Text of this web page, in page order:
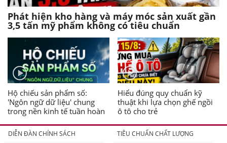
Phát hiện kho hàng và máy móc sản xuất gần
3,5 tấn mỹ phẩm không có tiêu chuẩn
Hộ chiếu sản phẩm số:
'Ngôn ngữ dữ liệu' chung
trong nền kinh tế tuần hoàn
Hiểu đúng quy chuẩn kỹ
thuật khi lựa chọn ghế ngồi
ô tô cho trẻ
DIỄN ĐÀN CHÍNH SÁCH TIÊU CHUẨN CHẤT LƯỢNG